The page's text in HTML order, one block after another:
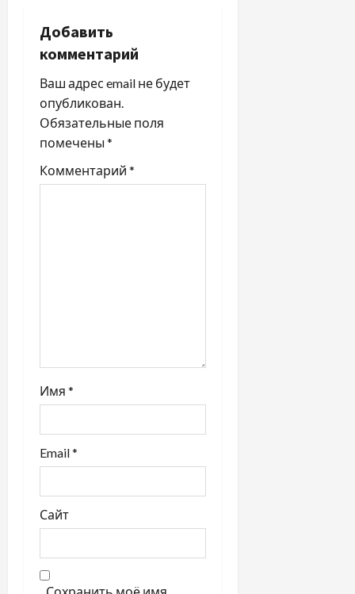
ц
и
я
з
а
Добавить
комментарий
Ваш адрес email не будет
опубликован.
Обязательные поля
помечены *
Комментарий *
Имя *
Email*
Сайт